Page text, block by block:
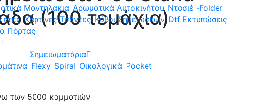
Μαντηλάκια Αρωματικά Αυτοκινήτου Ντοσιέ -Folder
Χάρτινες Τσάντες Κύβοι Σημειώσεων Dtf Εκτυπώσεις
Πόρτας
Σημειωματάρια
Flexy Spiral Οικολογικά Pocket
των 5000 κομματιών
(100 τεμάχια)